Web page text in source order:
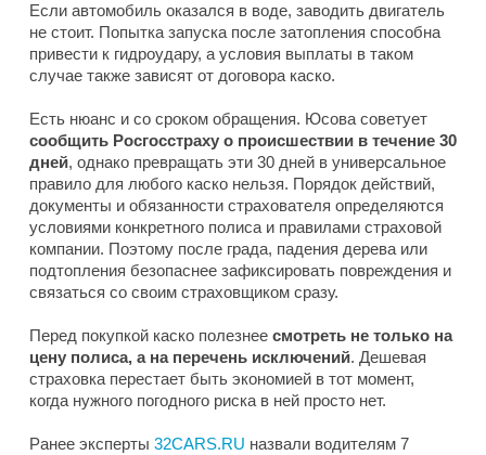
Если автомобиль оказался в воде, заводить двигатель
не стоит. Попытка запуска после затопления способна
привести к гидроудару, а условия выплаты в таком
случае также зависят от договора каско.
Есть нюанс и со сроком обращения. Юсова советует
сообщить Росгосстраху о происшествии в течение 30
дней, однако превращать эти 30 дней в универсальное
правило для любого каско нельзя. Порядок действий,
документы и обязанности страхователя определяются
условиями конкретного полиса и правилами страховой
компании. Поэтому после града, падения дерева или
подтопления безопаснее зафиксировать повреждения и
связаться со своим страховщиком сразу.
Перед покупкой каско полезнее смотреть не только на
цену полиса, а на перечень исключений. Дешевая
страховка перестает быть экономией в тот момент,
когда нужного погодного риска в ней просто нет.
Ранее эксперты 32CARS.RU назвали водителям 7